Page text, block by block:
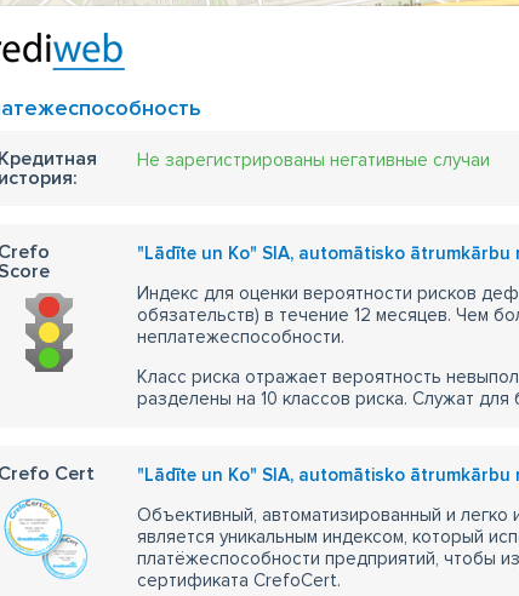
Кредитная
история:
Не зарегистрированы негативные случаи
Crefo
"Lādīte un Ko" SIA, automātisko ātrumkārbu
Индекс для оценки вероятности рисков
обязательств) в течение 12 месяцев. Чем
неплатежеспособности.
Класс риска отражает вероятность
разделены на 10 классов риска. Служат
Crefo Cert "Lādīte un Ko" SIA, automātisko ātrumkārbu
Объективный, автоматизированный и
является уникальным индексом, который
платёжеспособности предприятий, чтобы
сертификата CrefoCert.